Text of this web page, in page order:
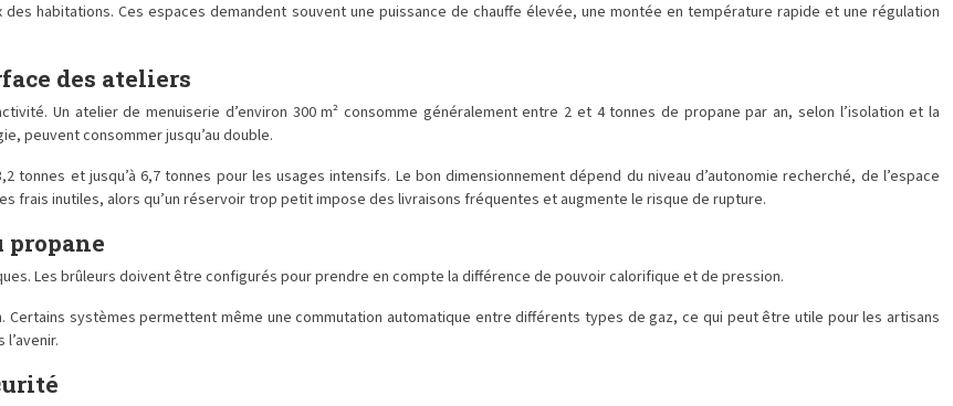
habitations. Ces espaces demandent souvent une puissance de chauffe élevée, une montée en température rapide et une régulation
des ateliers
Un atelier de menuiserie d’environ 300 m² consomme généralement entre 2 et 4 tonnes de propane par an, selon l’isolation et la
peuvent consommer jusqu’au double.
et jusqu’à 6,7 tonnes pour les usages intensifs. Le bon dimensionnement dépend du niveau d’autonomie recherché, de l’espace
frais inutiles, alors qu’un réservoir trop petit impose des livraisons fréquentes et augmente le risque de rupture.
propane
Les brûleurs doivent être configurés pour prendre en compte la différence de pouvoir calorifique et de pression.
systèmes permettent même une commutation automatique entre différents types de gaz, ce qui peut être utile pour les artisans